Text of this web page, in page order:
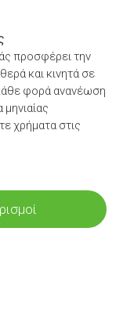
προσφέρει την
και κινητά σε
φορά ανανέωση
χρήματα στις